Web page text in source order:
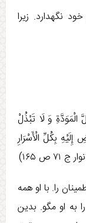
نگهدارد. زيرا
الْمَوَدَّةِ وَ لَا تَبْذُلْ
إِلَيْهِ بِكُلِّ الْأَسْرَارِ
ص ۱۶۵)
را. با او همه
به او مگو. بدين